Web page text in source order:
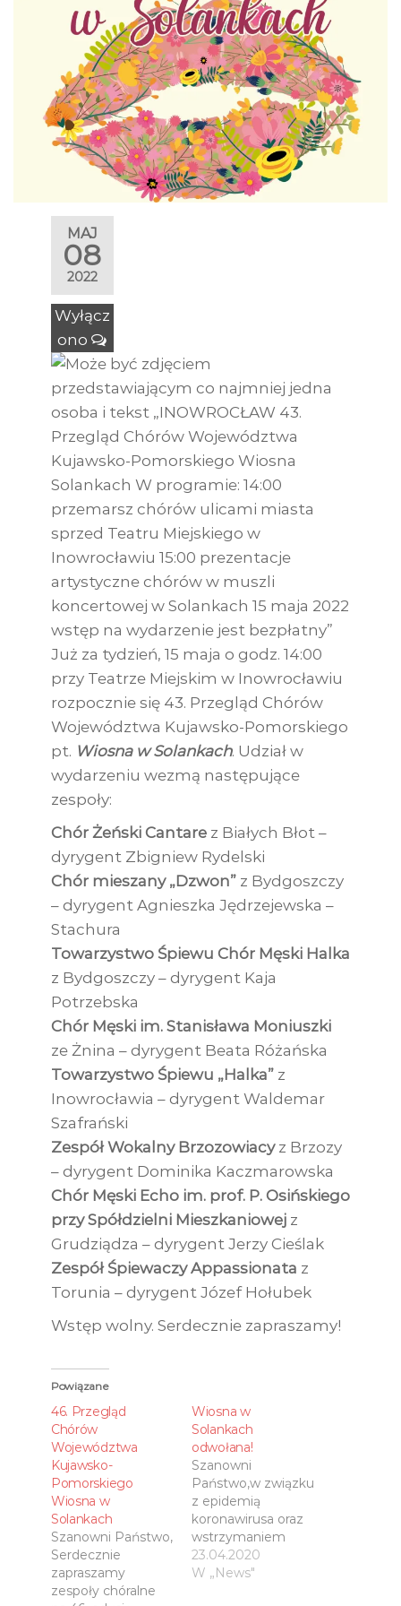
MAJ
08
2022
Wyłącz
ono
Już za tydzień, 15 maja o godz. 14:00
przy Teatrze Miejskim w Inowrocławiu
rozpocznie się 43. Przegląd Chórów
Województwa Kujawsko-Pomorskiego
pt. Wiosna w Solankach. Udział w
wydarzeniu wezmą następujące
zespoły:
Chór Żeński Cantarez Białych Błot –
dyrygent Zbigniew Rydelski
Chór mieszany „Dzwon”z Bydgoszczy
– dyrygent Agnieszka Jędrzejewska –
Stachura
Towarzystwo Śpiewu Chór Męski Halka
z Bydgoszczy – dyrygent Kaja
Potrzebska
Chór Męski im. Stanisława Moniuszki
ze Żnina – dyrygent Beata Różańska
Towarzystwo Śpiewu „Halka”z
Inowrocławia – dyrygent Waldemar
Szafrański
Zespół Wokalny Brzozowiacyz Brzozy
– dyrygent Dominika Kaczmarowska
Chór Męski Echo im. prof. P. Osińskiego
przy Spółdzielni Mieszkaniowejz
Grudziądza – dyrygent Jerzy Cieślak
Zespół Śpiewaczy Appassionata z
Torunia – dyrygent Józef Hołubek
Wstęp wolny. Serdecznie zapraszamy!
Powiązane
46. Przegląd
Chórów
Województwa
Kujawsko-
Pomorskiego
Wiosna w
Solankach
Szanowni Państwo,
Serdecznie
zapraszamy
zespoły chóralne
Wiosna w
Solankach
odwołana!
Szanowni
Państwo,w związku
z epidemią
koronawirusa oraz
wstrzymaniem
imprez decyzją
organizatorów
23.04.2020
W „News"